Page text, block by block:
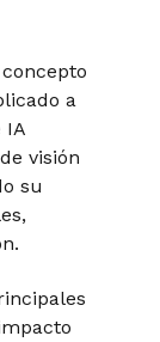
a
IA
visión
su